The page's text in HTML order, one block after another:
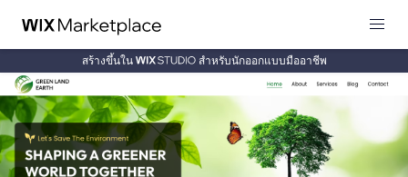
สร้างขึ้นใน สำหรับนักออกแบบมืออาชีพ